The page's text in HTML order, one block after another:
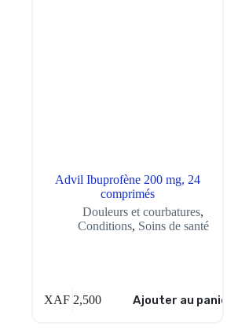
Advil Ibuprofène 200 mg, 24
comprimés
Douleurs et courbatures,
Conditions, Soins de santé
XAF2,500 Ajouter au panier